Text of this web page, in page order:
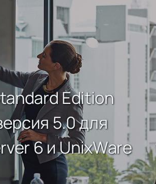
Edition
5.0 для
6 и UnixWare